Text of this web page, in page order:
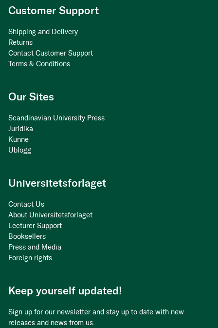
Customer Support
Shipping and Delivery
Returns
Contact Customer Support
Terms & Conditions
Our Sites
Scandinavian University Press
Juridika
Kunne
Ublogg
Universitetsforlaget
Contact Us
About Universitetsforlaget
Lecturer Support
Booksellers
Press and Media
Foreign rights
Keep yourself updated!
Sign up for our newsletter and stay up to date with new
releases and news from us.